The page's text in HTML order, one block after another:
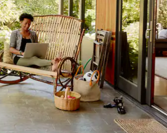
le bas pour les parcourir ou en appuyant et en